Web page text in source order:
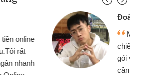
Mình cần tiền gấp nên định cầm cố
xe wave nhưng thật may đã có
gói vay tiền bằng CMND online không
cần gặp mặt nên rất tiện lợi, sẽ giới